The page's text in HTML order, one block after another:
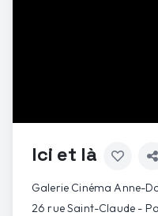
Ici et là
Galerie Cinéma Anne-
26 rue Saint-Claude -